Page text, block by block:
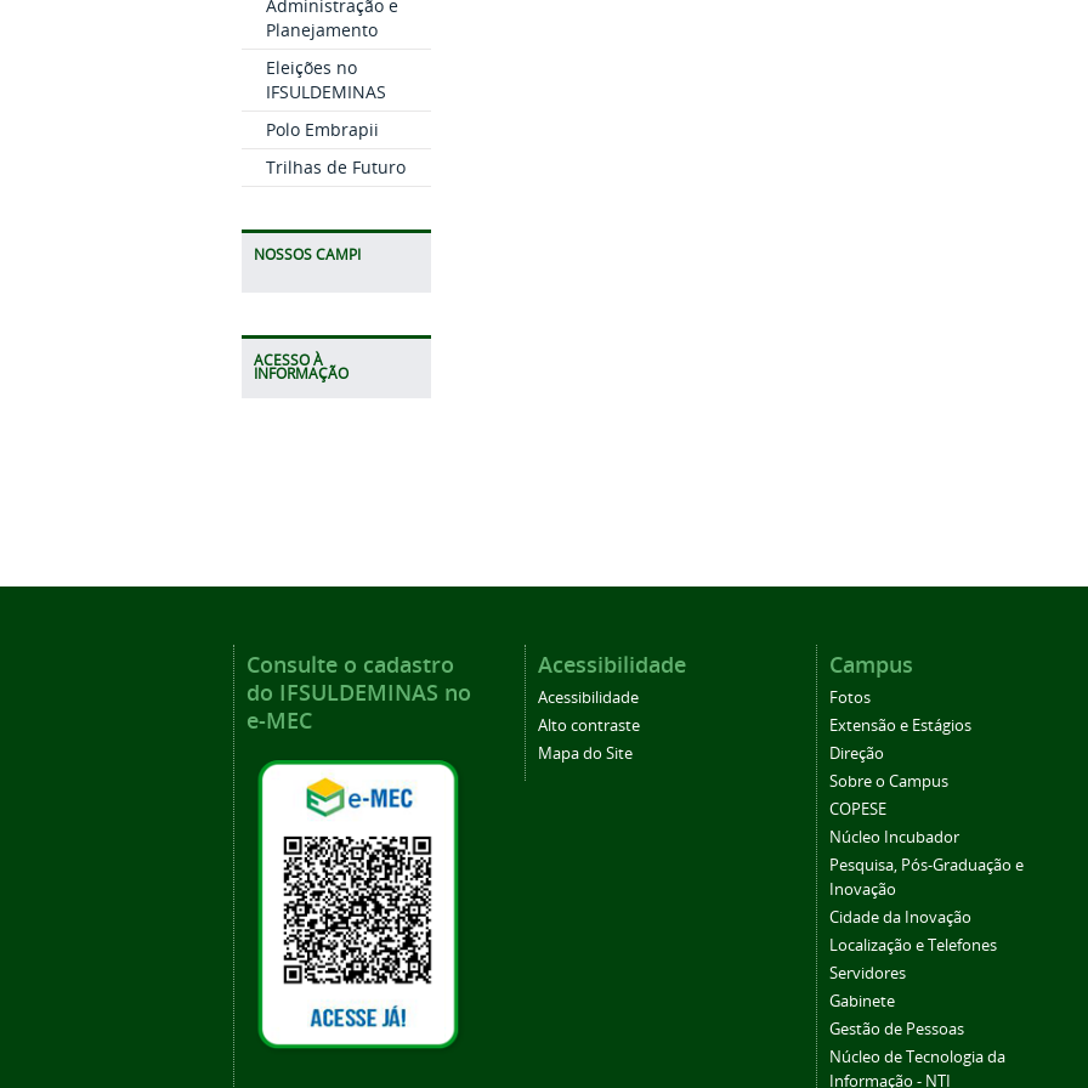
Administração e
Planejamento
Eleições no
IFSULDEMINAS
Polo Embrapii
Trilhas de Futuro
NOSSOS CAMPI
ACESSO À
INFORMAÇÃO
Consulte o cadastro
do IFSULDEMINAS no
e-MEC
Acessibilidade
Acessibilidade
Alto contraste
Mapa do Site
Campus
Fotos
Extensão e Estágios
Direção
Sobre o Campus
COPESE
Núcleo Incubador
Pesquisa, Pós-Graduação e
Inovação
Cidade da Inovação
Localização e Telefones
Servidores
Gabinete
Gestão de Pessoas
Núcleo de Tecnologia da
Informação - NTI